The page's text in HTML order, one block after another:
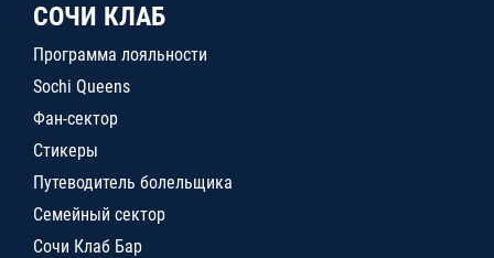
СОЧИ КЛАБ
Программа лояльности
Sochi Queens
Фан-сектор
Стикеры
Путеводитель болельщика
Семейный сектор
Сочи Клаб Бар